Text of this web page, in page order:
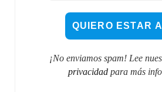
¡No enviamos spam! Lee
privacidadpara más